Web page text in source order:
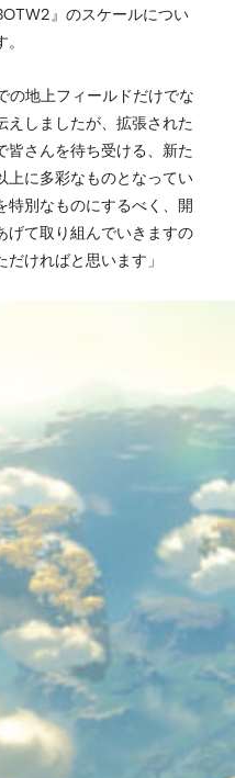
』のスケールについ
の地上フィールドだけでな
えしましたが、拡張された
皆さんを待ち受ける、新た
上に多彩なものとなってい
特別なものにするべく、開
げて取り組んでいきますの
ければと思います」